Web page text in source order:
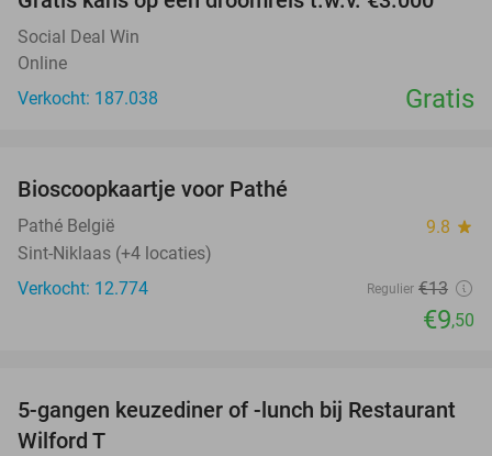
Social Deal Win
Online
Verkocht: 187.038
Gratis
Bioscoopkaartje voor Pathé
Pathé België 9.8 star
Sint-Niklaas (+4 locaties)
Verkocht: 12.774
Regulier €13
€9,50
47%
5-gangen keuzediner of -lunch bij Restaurant
Wilford T